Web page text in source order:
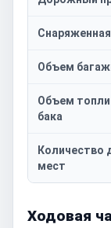
Объем
Объем
бака
Количество
мест
Ходовая